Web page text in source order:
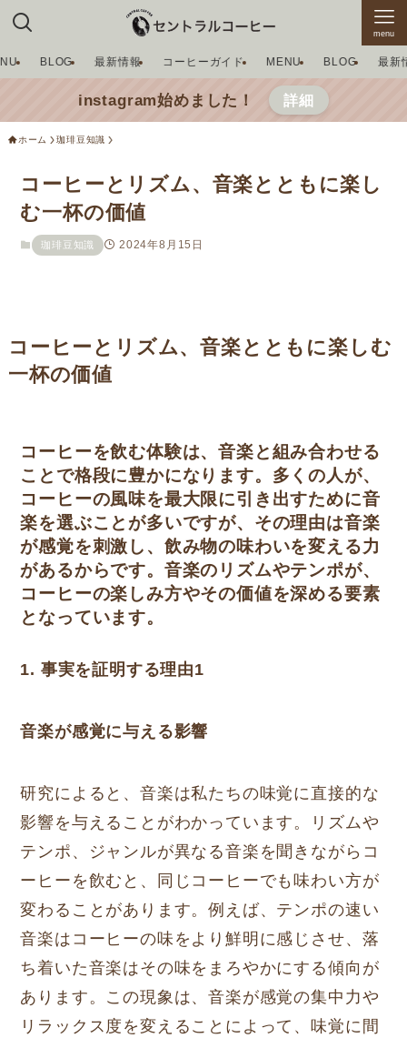
menu
BLOG 最新情報 コーヒーガイド MENU BLOG 最新
instagram始めました！ 詳細
ホーム 珈琲豆知識
コーヒーとリズム、音楽とともに楽し
む一杯の価値
珈琲豆知識 2024年8月15日
コーヒーとリズム、音楽とともに楽しむ
一杯の価値
コーヒーを飲む体験は、音楽と組み合わせる
ことで格段に豊かになります。多くの人が、
コーヒーの風味を最大限に引き出すために音
楽を選ぶことが多いですが、その理由は音楽
が感覚を刺激し、飲み物の味わいを変える力
があるからです。音楽のリズムやテンポが、
コーヒーの楽しみ方やその価値を深める要素
となっています。
1. 事実を証明する理由1
音楽が感覚に与える影響
研究によると、音楽は私たちの味覚に直接的な
影響を与えることがわかっています。リズムや
テンポ、ジャンルが異なる音楽を聞きながらコ
ーヒーを飲むと、同じコーヒーでも味わい方が
変わることがあります。例えば、テンポの速い
音楽はコーヒーの味をより鮮明に感じさせ、落
ち着いた音楽はその味をまろやかにする傾向が
あります。この現象は、音楽が感覚の集中力や
リラックス度を変えることによって、味覚に間